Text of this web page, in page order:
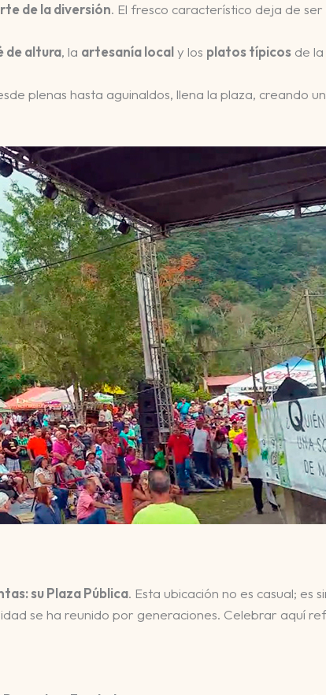
de la diversión. El fresco característico deja de ser
de altura, la artesanía localy los platos típicos de
plenas hasta aguinaldos, llena la plaza, creando
su Plaza Pública. Esta ubicación no es casual; es
se ha reunido por generaciones. Celebrar aquí